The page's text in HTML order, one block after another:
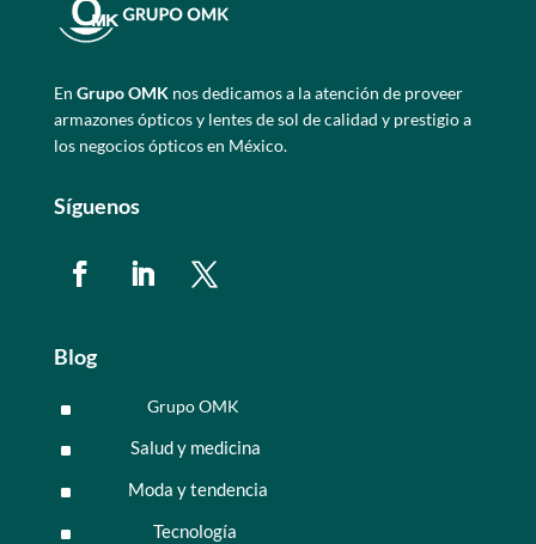
En Grupo OMKnos dedicamos a la atención de proveer
armazones ópticos y lentes de sol de calidad y prestigio a
los negocios ópticos en México.
Síguenos
Blog
^ Grupo OMK
^ Salud y medicina
^ Moda y tendencia
^ Tecnología